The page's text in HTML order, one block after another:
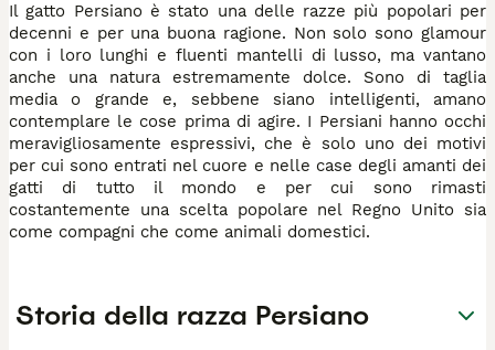
Il gatto Persiano è stato una delle razze più popolari per
decenni e per una buona ragione. Non solo sono glamour
con i loro lunghi e fluenti mantelli di lusso, ma vantano
anche una natura estremamente dolce. Sono di taglia
media o grande e, sebbene siano intelligenti, amano
contemplare le cose prima di agire. I Persiani hanno occhi
meravigliosamente espressivi, che è solo uno dei motivi
per cui sono entrati nel cuore e nelle case degli amanti dei
gatti di tutto il mondo e per cui sono rimasti
costantemente una scelta popolare nel Regno Unito sia
come compagni che come animali domestici.
Storia della razza Persiano